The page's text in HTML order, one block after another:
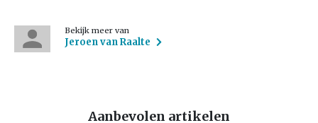
Bekijk meer van
Jeroen van Raalte
Aanbevolen artikelen